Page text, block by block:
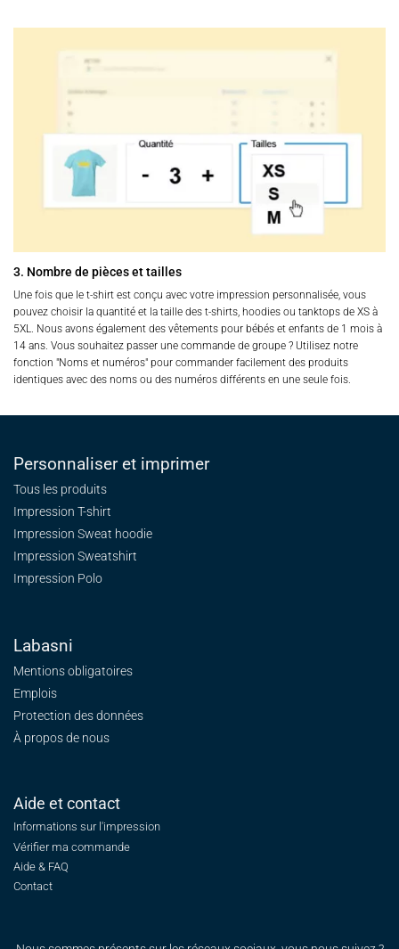
3. Nombre de pièces et tailles
Une fois que le t-shirt est conçu avec votre impression personnalisée, vous
pouvez choisir la quantité et la taille des t-shirts, hoodies ou tanktops de XS à
5XL. Nous avons également des vêtements pour bébés et enfants de 1 mois à
14 ans. Vous souhaitez passer une commande de groupe ? Utilisez notre
fonction "Noms et numéros" pour commander facilement des produits
identiques avec des noms ou des numéros différents en une seule fois.
Personnaliser et imprimer
Tous les produits
Impression T-shirt
Impression Sweat hoodie
Impression Sweatshirt
Impression Polo
Labasni
Mentions obligatoires
Emplois
Protection des données
À propos de nous
Aide et contact
Informations sur l'impression
Vérifier ma commande
Aide & FAQ
Contact